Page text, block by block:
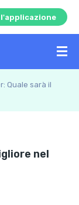
l'applicazione
Quale sarà il
nel